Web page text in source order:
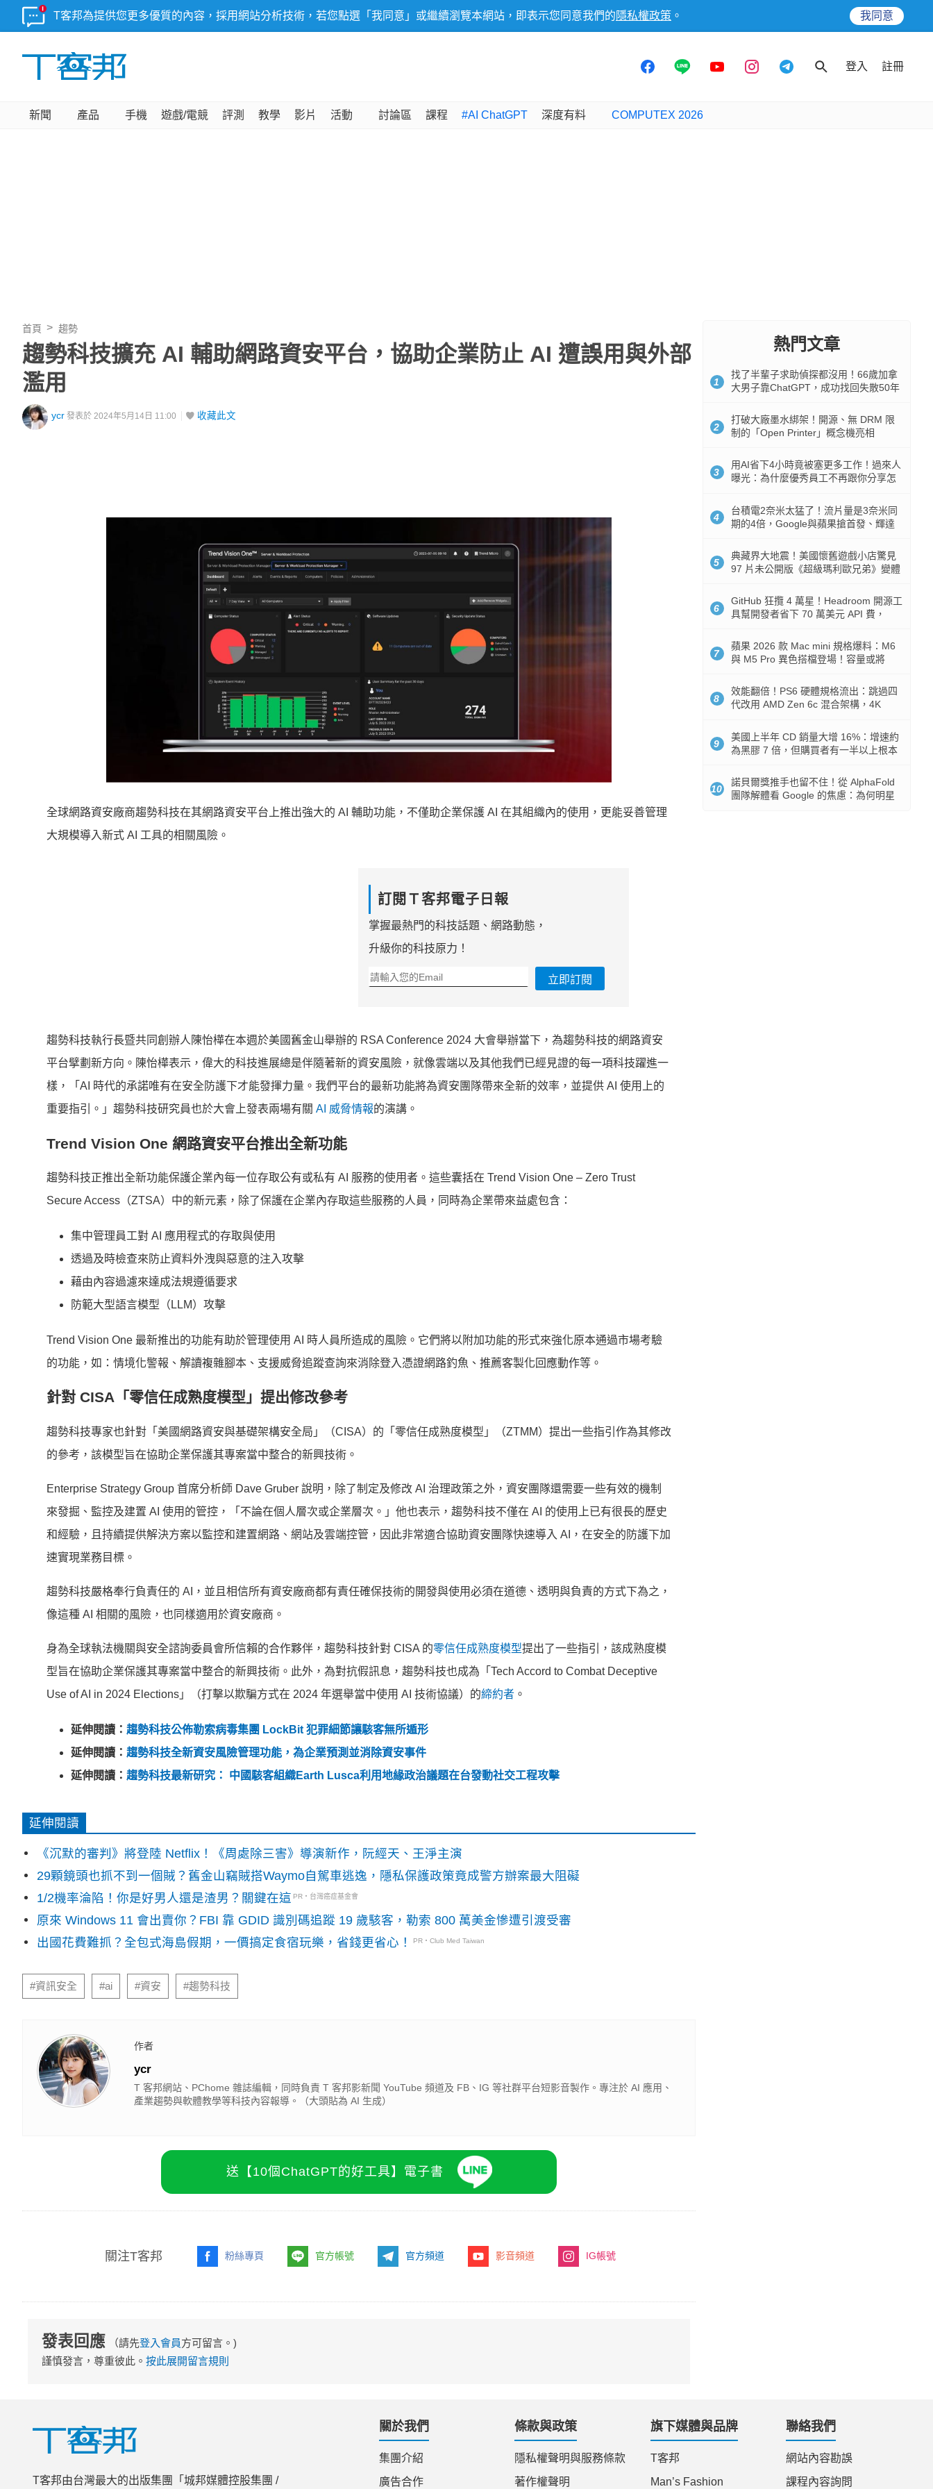
T客邦為提供您更多優質的內容，採用網站分析技術，若您點選「我同意」或繼續瀏覽本網站，即表示您同意我們的 隱私權政策 。 我同意
登入 註冊
新聞 產品 手機 遊戲/電競 評測 教學 影片 活動 討論區 課程 #AI ChatGPT 深度有料 COMPUTEX 2026
首頁 趨勢
趨勢科技擴充 AI 輔助網路資安平台，協助企業防止 AI 遭誤用與外部
濫用
ycr 發表於 2024年5月14日 11:00 收藏此文
全球網路資安廠商趨勢科技在其網路資安平台上推出強大的 AI 輔助功能，不僅助企業保護 AI 在其組織內的使用，更能妥善管理
大規模導入新式 AI 工具的相關風險。
訂閱Ｔ客邦電子日報
掌握最熱門的科技話題、網路動態，
升級你的科技原力！
立即訂閱
趨勢科技執行長暨共同創辦人陳怡樺在本週於美國舊金山舉辦的 RSA Conference 2024 大會舉辦當下，為趨勢科技的網路資安
平台擘劃新方向。陳怡樺表示，偉大的科技進展總是伴隨著新的資安風險，就像雲端以及其他我們已經見證的每一項科技躍進一
樣，「AI 時代的承諾唯有在安全防護下才能發揮力量。我們平台的最新功能將為資安團隊帶來全新的效率，並提供 AI 使用上的
重要指引。」趨勢科技研究員也於大會上發表兩場有關 AI 威脅情報的演講。
Trend Vision One 網路資安平台推出全新功能
趨勢科技正推出全新功能保護企業內每一位存取公有或私有 AI 服務的使用者。這些囊括在 Trend Vision One – Zero Trust
Secure Access（ZTSA）中的新元素，除了保護在企業內存取這些服務的人員，同時為企業帶來益處包含：
集中管理員工對 AI 應用程式的存取與使用
透過及時檢查來防止資料外洩與惡意的注入攻擊
藉由內容過濾來達成法規遵循要求
防範大型語言模型（LLM）攻擊
Trend Vision One 最新推出的功能有助於管理使用 AI 時人員所造成的風險。它們將以附加功能的形式來強化原本通過市場考驗
的功能，如：情境化警報、解讀複雜腳本、支援威脅追蹤查詢來消除登入憑證網路釣魚、推薦客製化回應動作等。
針對 CISA「零信任成熟度模型」提出修改參考
趨勢科技專家也針對「美國網路資安與基礎架構安全局」（CISA）的「零信任成熟度模型」（ZTMM）提出一些指引作為其修改
的參考，該模型旨在協助企業保護其專案當中整合的新興技術。
Enterprise Strategy Group 首席分析師 Dave Gruber 說明，除了制定及修改 AI 治理政策之外，資安團隊還需要一些有效的機制
來發掘、監控及建置 AI 使用的管控，「不論在個人層次或企業層次。」他也表示，趨勢科技不僅在 AI 的使用上已有很長的歷史
和經驗，且持續提供解決方案以監控和建置網路、網站及雲端控管，因此非常適合協助資安團隊快速導入 AI，在安全的防護下加
速實現業務目標。
趨勢科技嚴格奉行負責任的 AI，並且相信所有資安廠商都有責任確保技術的開發與使用必須在道德、透明與負責的方式下為之，
像這種 AI 相關的風險，也同樣適用於資安廠商。
身為全球執法機關與安全諮詢委員會所信賴的合作夥伴，趨勢科技針對 CISA 的零信任成熟度模型提出了一些指引，該成熟度模
型旨在協助企業保護其專案當中整合的新興技術。此外，為對抗假訊息，趨勢科技也成為「Tech Accord to Combat Deceptive
Use of AI in 2024 Elections」（打擊以欺騙方式在 2024 年選舉當中使用 AI 技術協議）的締約者 。
延伸閱讀： 趨勢科技公佈勒索病毒集團 LockBit 犯罪細節讓駭客無所遁形
延伸閱讀： 趨勢科技全新資安風險管理功能，為企業預測並消除資安事件
延伸閱讀： 趨勢科技最新研究： 中國駭客組織Earth Lusca利用地緣政治議題在台發動社交工程攻擊
延伸閱讀
《沉默的審判》將登陸 Netflix！《周處除三害》導演新作，阮經天、王淨主演
29顆鏡頭也抓不到一個賊？舊金山竊賊搭Waymo自駕車逃逸，隱私保護政策竟成警方辦案最大阻礙
1/2機率淪陷！你是好男人還是渣男？關鍵在這 PR・台灣癌症基金會
原來 Windows 11 會出賣你？FBI 靠 GDID 識別碼追蹤 19 歲駭客，勒索 800 萬美金慘遭引渡受審
出國花費難抓？全包式海島假期，一價搞定食宿玩樂，省錢更省心！
PR・Club Med Taiwan
#資訊安全 #ai #資安 #趨勢科技
作者
ycr
T 客邦網站、PChome 雜誌編輯，同時負責 T 客邦影新聞 YouTube 頻道及 FB、IG 等社群平台短影音製作。專注於 AI 應用、
產業趨勢與軟體教學等科技內容報導。（大頭貼為 AI 生成）
送【10個ChatGPT的好工具】電子書
關注T客邦 粉絲專頁 官方帳號 官方頻道 影音頻道 IG帳號
發表回應 （請先登入會員方可留言。)
謹慎發言，尊重彼此。 按此展開留言規則
熱門文章
1
找了半輩子求助偵探都沒用！66歲加拿
大男子靠ChatGPT，成功找回失散50年
2
打破大廠墨水綁架！開源、無 DRM 限
制的「Open Printer」概念機亮相
3
用AI省下4小時竟被塞更多工作！過來人
曝光：為什麼優秀員工不再跟你分享怎
4
台積電2奈米太猛了！流片量是3奈米同
期的4倍，Google與蘋果搶首發、輝達
5
典藏界大地震！美國懷舊遊戲小店驚見
97 片未公開版《超級瑪利歐兄弟》變體
6
GitHub 狂攬 4 萬星！Headroom 開源工
具幫開發者省下 70 萬美元 API 費，
7
蘋果 2026 款 Mac mini 規格爆料：M6
與 M5 Pro 異色搭檔登場！容量或將
8
效能翻倍！PS6 硬體規格流出：跳過四
代改用 AMD Zen 6c 混合架構，4K
9
美國上半年 CD 銷量大增 16%：增速約
為黑膠 7 倍，但購買者有一半以上根本
10
諾貝爾獎推手也留不住！從 AlphaFold
團隊解體看 Google 的焦慮：為何明星
T客邦由台灣最大的出版集團「城邦媒體控股集團 /
關於我們
集團介紹
廣告合作
條款與政策
隱私權聲明與服務條款
著作權聲明
旗下媒體與品牌
T客邦
Man’s Fashion
聯絡我們
網站內容勘誤
課程內容詢問